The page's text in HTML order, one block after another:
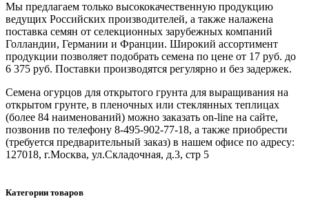
Мы предлагаем только высококачественную продукцию
ведущих Российских производителей, а также налажена
поставка семян от селекционных зарубежных компаний
Голландии, Германии и Франции. Широкий ассортимент
продукции позволяет подобрать семена по цене от 17 руб. до
6 375 руб. Поставки производятся регулярно и без задержек.
Семена огурцов для открытого грунта для выращивания на
открытом грунте, в пленочных или стеклянных теплицах
(более 84 наименований) можно заказать on-line на сайте,
позвонив по телефону 8-495-902-77-18, а также приобрести
(требуется предварительный заказ) в нашем офисе по адресу:
127018, г.Москва, ул.Складочная, д.3, стр 5
Категории товаров